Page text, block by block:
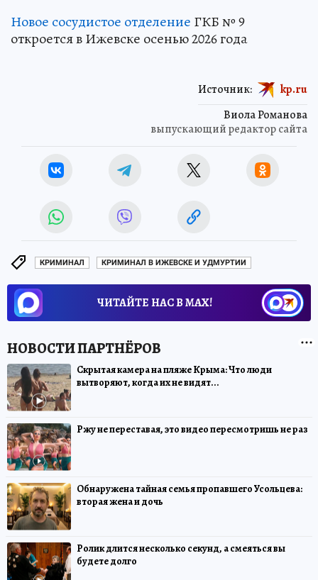
Новое сосудистое отделение ГКБ № 9
откроется в Ижевске осенью 2026 года
Виола Романова
выпускающий редактор сайта
Источник: kp.ru
КРИМИНАЛ КРИМИНАЛ В ИЖЕВСКЕ И УДМУРТИИ
ЧИТАЙТЕ НАС В МАХ!
Скрытая камера на пляже Крыма: Что люди
вытворяют, когда их не видят...
Ржу не переставая, это видео пересмотришь не раз
Обнаружена тайная семья пропавшего Усольцева:
вторая жена и дочь
Ролик длится несколько секунд, а смеяться вы
будете долго